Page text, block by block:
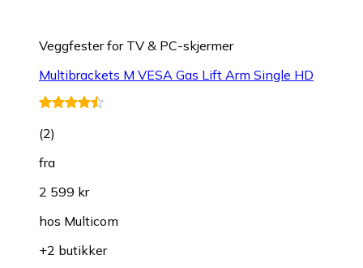
Veggfester for TV & PC-skjermer
Multibrackets M VESA Gas Lift Arm Single HD
(2)
fra
2 599 kr
hos Multicom
+2 butikker